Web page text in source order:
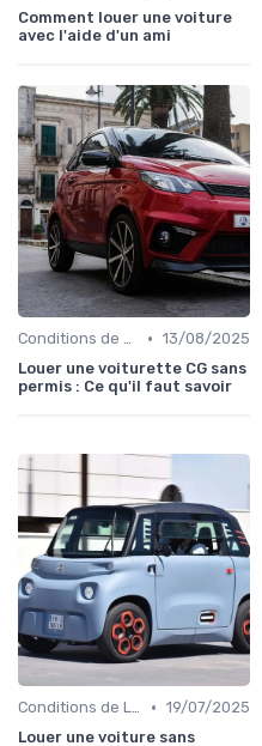
Comment louer une voiture
avec l'aide d'un ami
Conditions de Location • 13/08/2025
Louer une voiturette CG sans
permis : Ce qu'il faut savoir
Conditions de Location • 19/07/2025
Louer une voiture sans